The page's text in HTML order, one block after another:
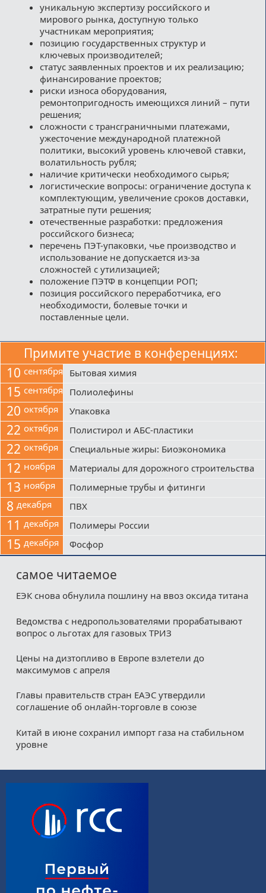
уникальную экспертизу российского и
мирового рынка, доступную только
участникам мероприятия;
позицию государственных структур и
ключевых производителей;
статус заявленных проектов и их реализацию;
финансирование проектов;
риски износа оборудования,
ремонтопригодность имеющихся линий – пути
решения;
сложности с трансграничными платежами,
ужесточение международной платежной
политики, высокий уровень ключевой ставки,
волатильность рубля;
наличие критически необходимого сырья;
логистические вопросы: ограничение доступа к
комплектующим, увеличение сроков доставки,
затратные пути решения;
отечественные разработки: предложения
российского бизнеса;
перечень ПЭТ-упаковки, чье производство и
использование не допускается из-за
сложностей с утилизацией;
положение ПЭТФ в концепции РОП;
позиция российского переработчика, его
необходимости, болевые точки и
поставленные цели.
Примите участие в конференциях:
10 сентября Бытовая химия
15 сентября Полиолефины
20 октября Упаковка
22 октября Полистирол и АБС-пластики
22 октября Специальные жиры: Биоэкономика
12 ноября Материалы для дорожного строительства
13 ноября Полимерные трубы и фитинги
8 декабря ПВХ
11 декабря Полимеры России
15 декабря Фосфор
самое читаемое
ЕЭК снова обнулила пошлину на ввоз оксида титана
Ведомства с недропользователями прорабатывают
вопрос о льготах для газовых ТРИЗ
Цены на дизтопливо в Европе взлетели до
максимумов с апреля
Главы правительств стран ЕАЭС утвердили
соглашение об онлайн-торговле в союзе
Китай в июне сохранил импорт газа на стабильном
уровне